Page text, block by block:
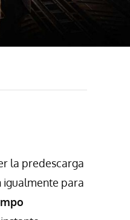
la predescarga
para